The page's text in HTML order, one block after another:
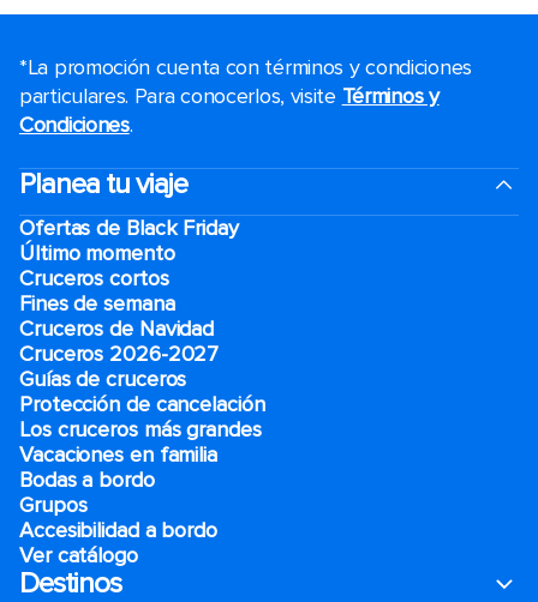
*La promoción cuenta con términos y condiciones
particulares. Para conocerlos, visite Términos y
Condiciones.
Planea tu viaje
Ofertas de Black Friday
Último momento
Cruceros cortos
Fines de semana
Cruceros de Navidad
Cruceros 2026-2027
Guías de cruceros
Protección de cancelación
Los cruceros más grandes
Vacaciones en familia
Bodas a bordo
Grupos
Accesibilidad a bordo
Ver catálogo
Destinos